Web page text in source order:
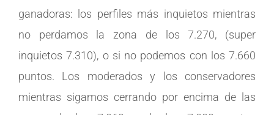
ganadoras: los perfiles más inquietos mientras
no perdamos la zona de los 7.270, (super
inquietos 7.310), o si no podemos con los 7.660
puntos. Los moderados y los conservadores
mientras sigamos cerrando por encima de las